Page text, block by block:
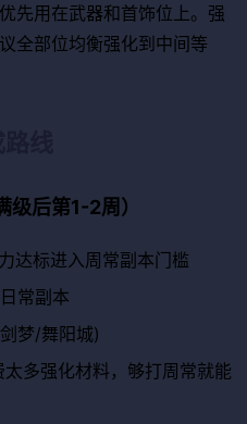
先用在武器和首饰位上。强
全部位均衡强化到中间等
级后第1-2周）
达标进入周常副本门槛
常副本
梦/舞阳城)
多强化材料，够打周常就能